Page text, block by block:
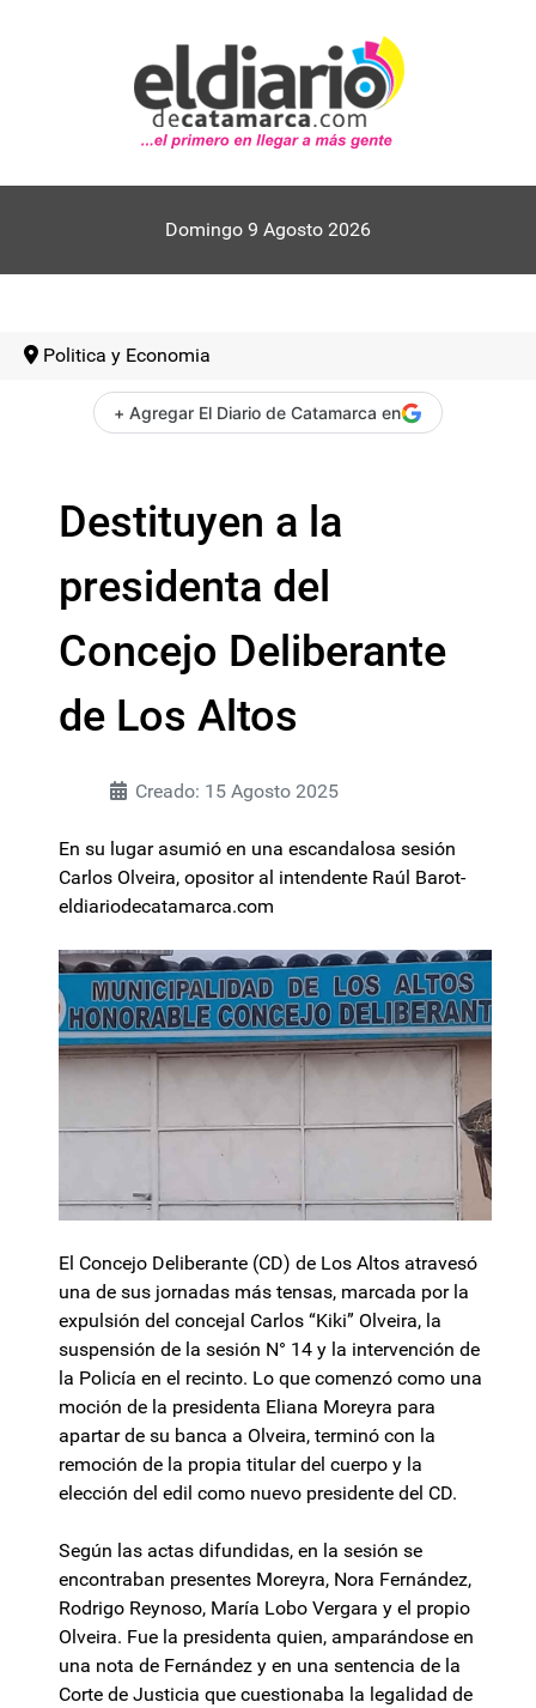
Domingo 9 Agosto 2026
Politica y Economia
+ Agregar El Diario de Catamarca en
Destituyen a la
presidenta del
Concejo Deliberante
de Los Altos
Creado: 15 Agosto 2025
En su lugar asumió en una escandalosa sesión
Carlos Olveira, opositor al intendente Raúl Barot-
eldiariodecatamarca.com
El Concejo Deliberante (CD) de Los Altos atravesó
una de sus jornadas más tensas, marcada por la
expulsión del concejal Carlos “Kiki” Olveira, la
suspensión de la sesión N° 14 y la intervención de
la Policía en el recinto. Lo que comenzó como una
moción de la presidenta Eliana Moreyra para
apartar de su banca a Olveira, terminó con la
remoción de la propia titular del cuerpo y la
elección del edil como nuevo presidente del CD.
Según las actas difundidas, en la sesión se
encontraban presentes Moreyra, Nora Fernández,
Rodrigo Reynoso, María Lobo Vergara y el propio
Olveira. Fue la presidenta quien, amparándose en
una nota de Fernández y en una sentencia de la
Corte de Justicia que cuestionaba la legalidad de